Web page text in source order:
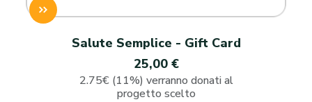
Salute Semplice - Gift Card
25,00 €
2.75€ (11%) verranno donati al
progetto scelto